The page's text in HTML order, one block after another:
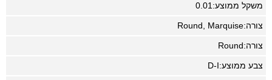
משקל ממוצע:0.01
צורה:Round, Marquise
צורה:Round
צבע ממוצע:D-I